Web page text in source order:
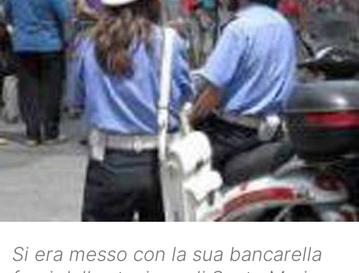
Si era messo con la sua bancarella